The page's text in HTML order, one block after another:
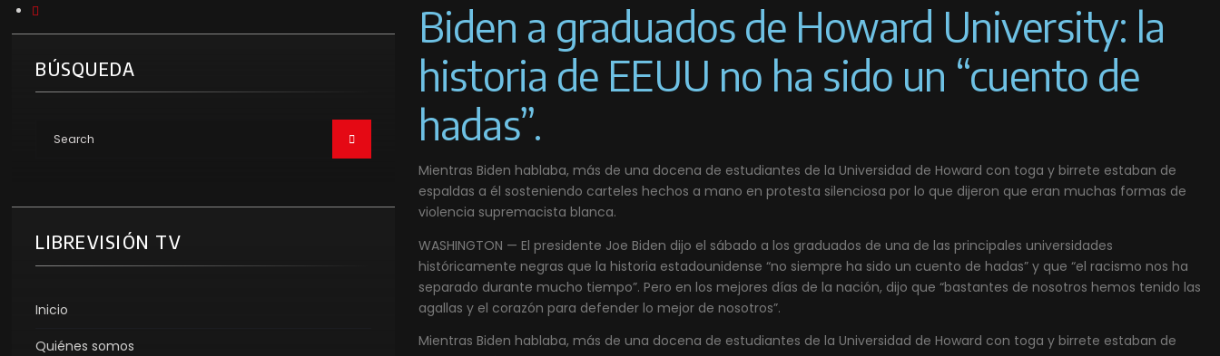
Biden a graduados de Howard University: la
historia de EEUU no ha sido un “cuento de
hadas”.
Mientras Biden hablaba, más de una docena de estudiantes de la Universidad de Howard con toga y birrete estaban de
espaldas a él sosteniendo carteles hechos a mano en protesta silenciosa por lo que dijeron que eran muchas formas de
violencia supremacista blanca.
WASHINGTON — El presidente Joe Biden dijo el sábado a los graduados de una de las principales universidades
históricamente negras que la historia estadounidense “no siempre ha sido un cuento de hadas” y que “el racismo nos ha
separado durante mucho tiempo”. Pero en los mejores días de la nación, dijo que “bastantes de nosotros hemos tenido las
agallas y el corazón para defender lo mejor de nosotros”.
Mientras Biden hablaba, más de una docena de estudiantes de la Universidad de Howard con toga y birrete estaban de
BÚSQUEDA
LIBREVISIÓN TV
Inicio
Quiénes somos